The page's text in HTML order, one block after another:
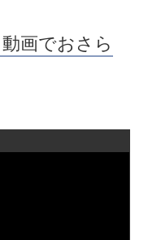
画でおさら